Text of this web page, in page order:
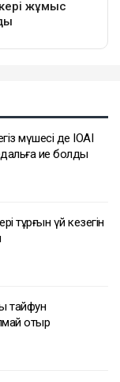
мүшесі де IOAI
ие болды
тұрғын үй кезегін
тайфун
отыр